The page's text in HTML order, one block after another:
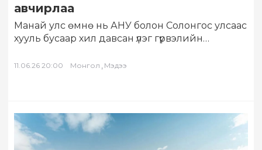
авчирлаа
Манай улс өмнө нь АНУ болон Солонгос улсаас
хууль бусаар хил давсан үлэг гүрвэлийн
11.06.26 20:00 Монгол , Мэдээ